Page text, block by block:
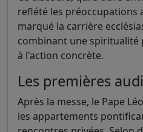
reflété les préoccupations
marqué la carrière
combinant une spiritualité
à l'action concrète.
Les premières
Après la messe, le Pape
les appartements